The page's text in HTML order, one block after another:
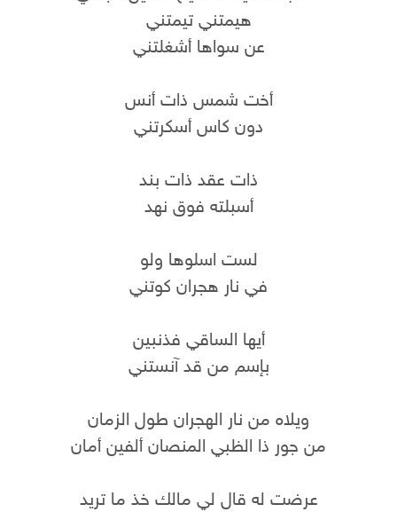
هيمتني تيمتني
عن سواها أشغلتني
أخت شمس ذات أنس
دون كاس أسكرتني
ذات عقد ذات بند
أسبلته فوق نهد
لست اسلوها ولو
في نار هجران كوتني
أيها الساقي فذنبين
بإسم من قد آنستني
ويلاه من نار الهجران طول الزمان
من جور ذا الظبي المنصان ألفين أمان
عرضت له قال لي مالك خذ ما تريد